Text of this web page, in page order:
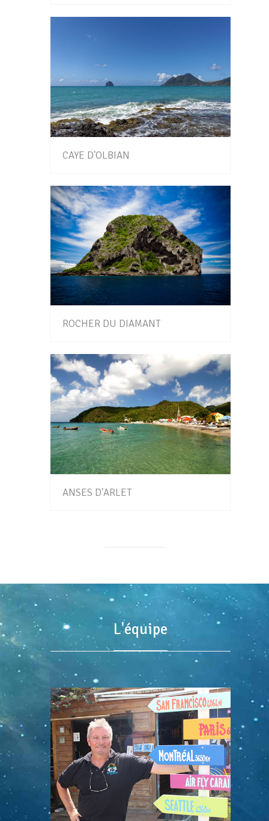
CAYE D'OLBIAN
ROCHER DU DIAMANT
ANSES D'ARLET
L'équipe